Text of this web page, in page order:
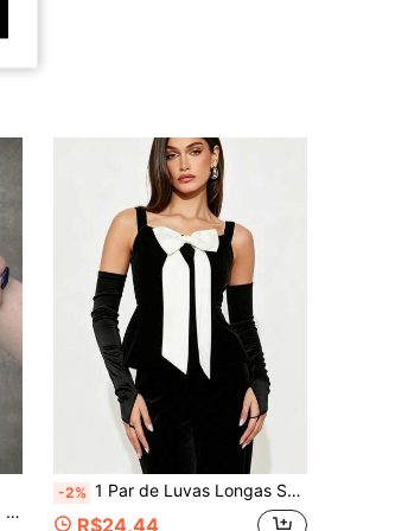
-2% 1 Par de Luvas Longas Sem Dedos de Cetim Elegantes, Estilo Palácio Retrô Casual em Cor Sólida, para Festa, Encontro Noturno, Casamento, Aniversário, Apresentação, Cosplay, Evento Noturno
R$24,44